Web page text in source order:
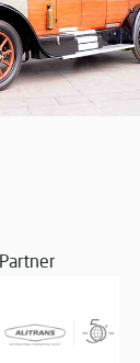
Partner